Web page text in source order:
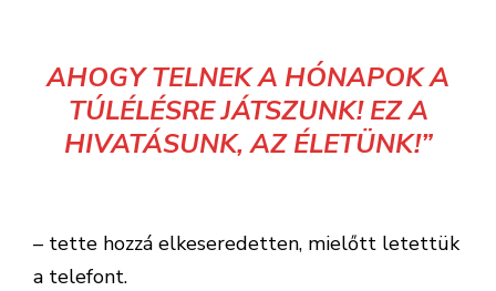
AHOGY TELNEK A HÓNAPOK A
TÚLÉLÉSRE JÁTSZUNK! EZ A
HIVATÁSUNK, AZ ÉLETÜNK!”
– tette hozzá elkeseredetten, mielőtt letettük
a telefont.